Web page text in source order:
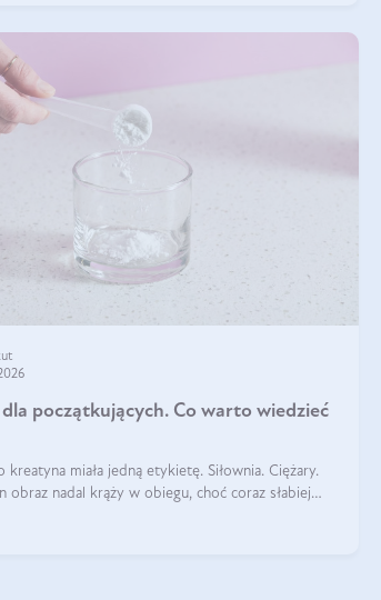
początkujących. Co warto wiedzieć
kreatyna miała jedną etykietę. Siłownia. Ciężary.
obraz nadal krąży w obiegu, choć coraz słabiej
na potrzeby treningu. Jest naturalnym